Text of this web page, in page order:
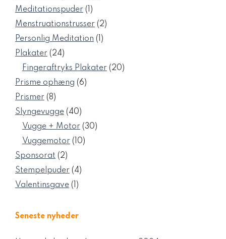
Meditationspuder 11
vare
Menstruationstrusser 22
Personlig Meditation 11
Plakater 2424
varer
Fingeraftryks Plakater 2020
Prisme ophæng 66
Prismer 88
varer
Slyngevugge 4040
varer
Vugge + Motor 3030
Vuggemotor 1010
Sponsorat 22
varer
Stempelpuder 44
Valentinsgave 11
Seneste nyheder